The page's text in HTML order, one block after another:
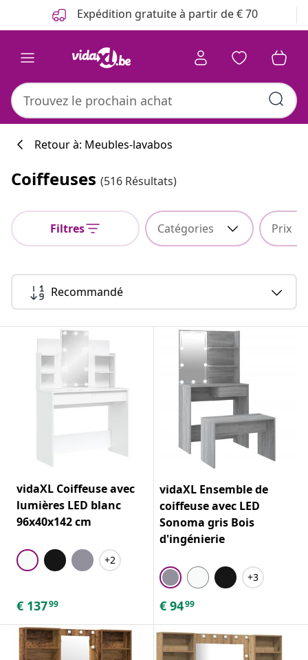
Expédition gratuite à partir de € 70
Retour à: Meubles-lavabos
Coiffeuses (516 Résultats)
Filtres Catégories Prix
Recommandé
vidaXL Coiffeuse avec
lumières LED blanc
96x40x142 cm
+2
€ 13799
vidaXL Ensemble de
coiffeuse avec LED
Sonoma gris Bois
d'ingénierie
+3
€ 9499